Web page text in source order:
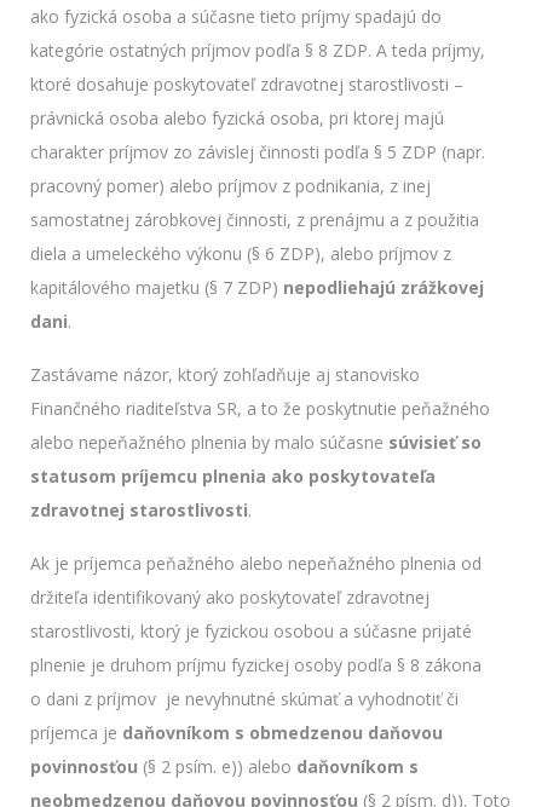
ako fyzická osoba a súčasne tieto príjmy spadajú do
kategórie ostatných príjmov podľa § 8 ZDP. A teda príjmy,
ktoré dosahuje poskytovateľ zdravotnej starostlivosti –
právnická osoba alebo fyzická osoba, pri ktorej majú
charakter príjmov zo závislej činnosti podľa § 5 ZDP (napr.
pracovný pomer) alebo príjmov z podnikania, z inej
samostatnej zárobkovej činnosti, z prenájmu a z použitia
diela a umeleckého výkonu (§ 6 ZDP), alebo príjmov z
kapitálového majetku (§ 7 ZDP) nepodliehajú zrážkovej
dani.
Zastávame názor, ktorý zohľadňuje aj stanovisko
Finančného riaditeľstva SR, a to že poskytnutie peňažného
alebo nepeňažného plnenia by malo súčasne súvisieť so
statusom príjemcu plnenia ako poskytovateľa
zdravotnej starostlivosti.
Ak je príjemca peňažného alebo nepeňažného plnenia od
držiteľa identifikovaný ako poskytovateľ zdravotnej
starostlivosti, ktorý je fyzickou osobou a súčasne prijaté
plnenie je druhom príjmu fyzickej osoby podľa § 8 zákona
o dani z príjmov je nevyhnutné skúmať a vyhodnotiť či
príjemca je daňovníkom s obmedzenou daňovou
povinnosťou (§ 2 psím. e)) alebo daňovníkom s
neobmedzenou daňovou povinnosťou (§ 2 písm. d)). Toto